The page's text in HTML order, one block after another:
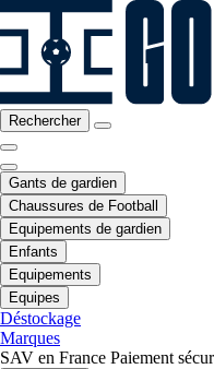
Rechercher
Gants de gardien
Chaussures de Football
Equipements de gardien
Enfants
Equipements
Equipes
Déstockage
Marques
SAV en France Paiement